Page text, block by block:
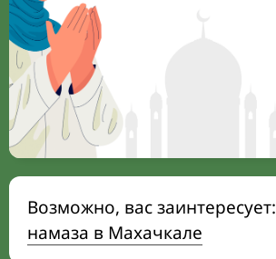
Возможно, вас заинтересует:
намаза в Махачкале